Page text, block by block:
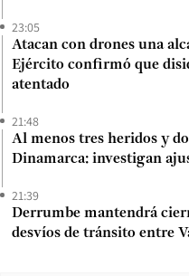
23:05
Atacan con drones una
Ejército confirmó que
atentado
21:48
Al menos tres heridos y
Dinamarca: investigan
21:39
Derrumbe mantendrá
desvíos de tránsito entre